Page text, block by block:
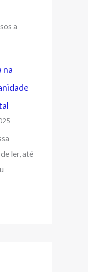
a
na
ler, até